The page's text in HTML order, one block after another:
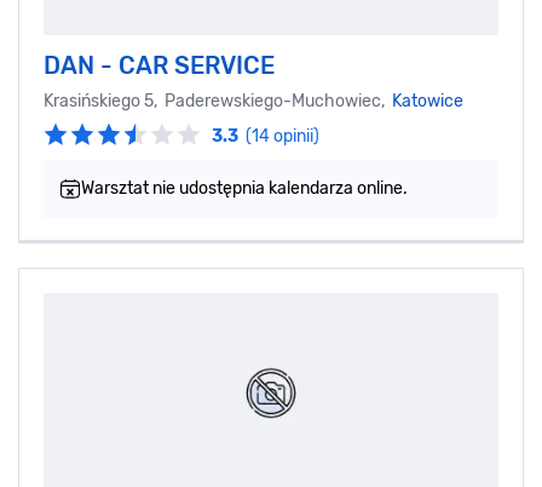
DAN - CAR SERVICE
Krasińskiego 5, Paderewskiego-Muchowiec, Katowice
3.3 (14 opinii)
Warsztat nie udostępnia kalendarza online.